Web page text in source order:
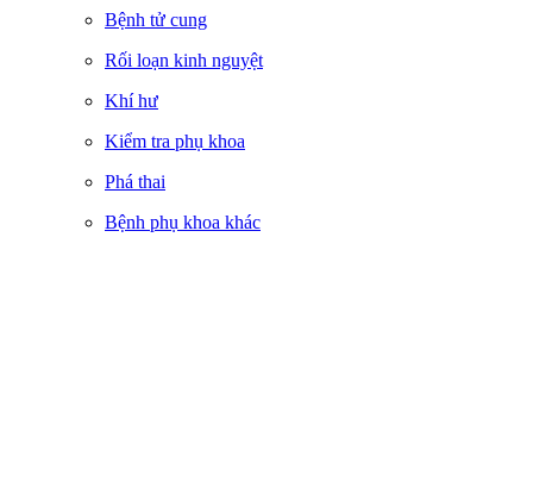
Bệnh tử cung
Rối loạn kinh nguyệt
Khí hư
Kiểm tra phụ khoa
Phá thai
Bệnh phụ khoa khác